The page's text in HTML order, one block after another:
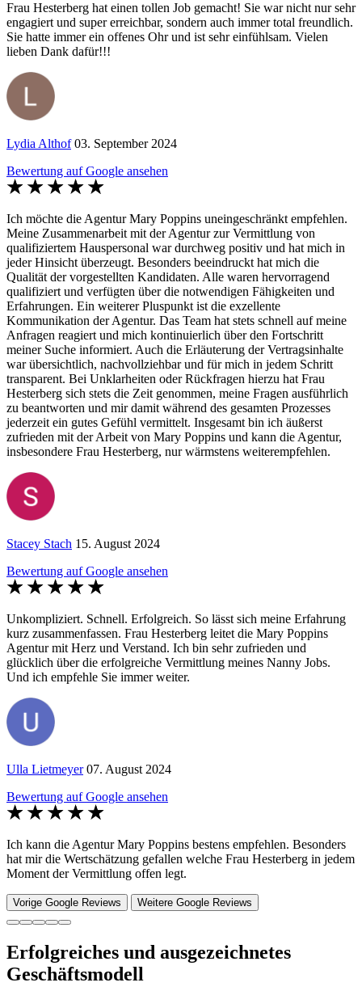
Frau Hesterberg hat einen tollen Job gemacht! Sie war nicht nur sehr
engagiert und super erreichbar, sondern auch immer total freundlich.
Sie hatte immer ein offenes Ohr und ist sehr einfühlsam. Vielen
lieben Dank dafür!!!
Lydia Althof 03. September 2024
Bewertung auf Google ansehen
Ich möchte die Agentur Mary Poppins uneingeschränkt empfehlen.
Meine Zusammenarbeit mit der Agentur zur Vermittlung von
qualifiziertem Hauspersonal war durchweg positiv und hat mich in
jeder Hinsicht überzeugt. Besonders beeindruckt hat mich die
Qualität der vorgestellten Kandidaten. Alle waren hervorragend
qualifiziert und verfügten über die notwendigen Fähigkeiten und
Erfahrungen. Ein weiterer Pluspunkt ist die exzellente
Kommunikation der Agentur. Das Team hat stets schnell auf meine
Anfragen reagiert und mich kontinuierlich über den Fortschritt
meiner Suche informiert. Auch die Erläuterung der Vertragsinhalte
war übersichtlich, nachvollziehbar und für mich in jedem Schritt
transparent. Bei Unklarheiten oder Rückfragen hierzu hat Frau
Hesterberg sich stets die Zeit genommen, meine Fragen ausführlich
zu beantworten und mir damit während des gesamten Prozesses
jederzeit ein gutes Gefühl vermittelt. Insgesamt bin ich äußerst
zufrieden mit der Arbeit von Mary Poppins und kann die Agentur,
insbesondere Frau Hesterberg, nur wärmstens weiterempfehlen.
Stacey Stach 15. August 2024
Bewertung auf Google ansehen
Unkompliziert. Schnell. Erfolgreich. So lässt sich meine Erfahrung
kurz zusammenfassen. Frau Hesterberg leitet die Mary Poppins
Agentur mit Herz und Verstand. Ich bin sehr zufrieden und
glücklich über die erfolgreiche Vermittlung meines Nanny Jobs.
Und ich empfehle Sie immer weiter.
Ulla Lietmeyer 07. August 2024
Bewertung auf Google ansehen
Ich kann die Agentur Mary Poppins bestens empfehlen. Besonders
hat mir die Wertschätzung gefallen welche Frau Hesterberg in jedem
Moment der Vermittlung offen legt.
Vorige Google Reviews Weitere Google Reviews
Erfolgreiches und ausgezeichnetes
Geschäftsmodell